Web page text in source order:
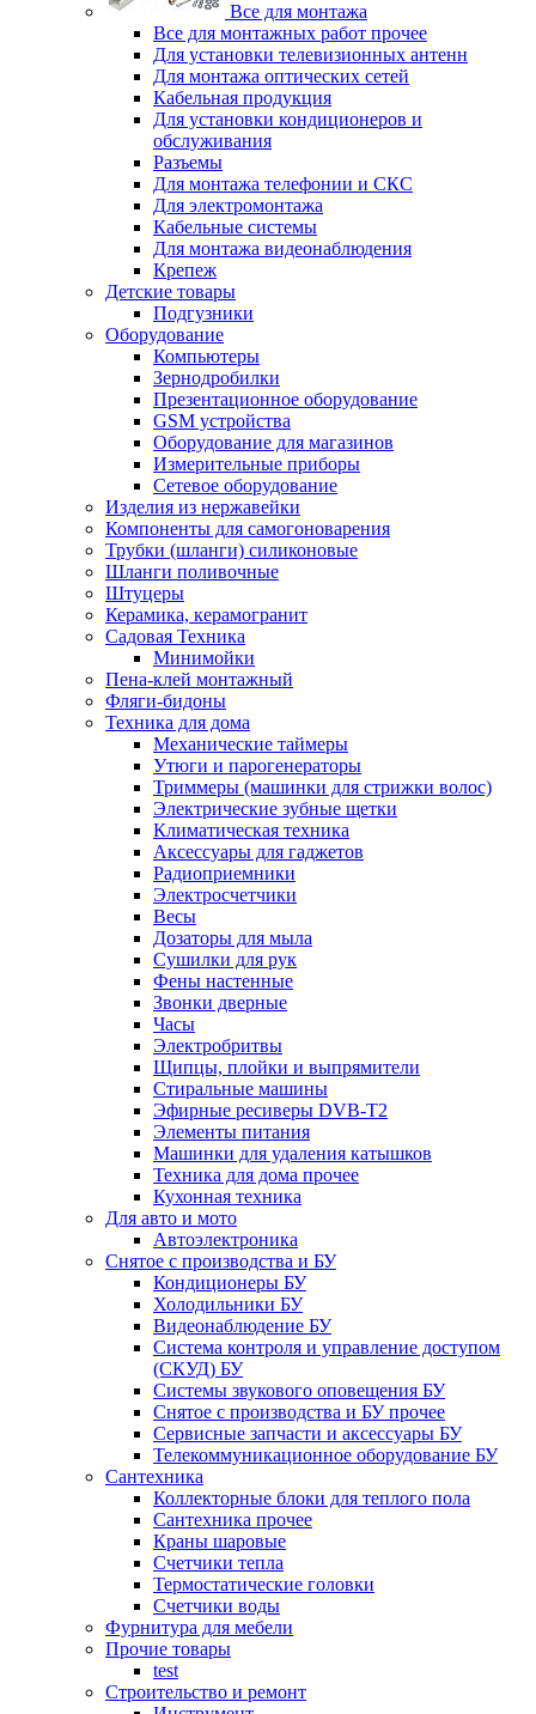
Все для монтажа
Все для монтажных работ прочее
Для установки телевизионных антенн
Для монтажа оптических сетей
Кабельная продукция
Для установки кондиционеров и
обслуживания
Разъемы
Для монтажа телефонии и СКС
Для электромонтажа
Кабельные системы
Для монтажа видеонаблюдения
Крепеж
Детские товары
Подгузники
Оборудование
Компьютеры
Зернодробилки
Презентационное оборудование
GSM устройства
Оборудование для магазинов
Измерительные приборы
Сетевое оборудование
Изделия из нержавейки
Компоненты для самогоноварения
Трубки (шланги) силиконовые
Шланги поливочные
Штуцеры
Керамика, керамогранит
Садовая Техника
Минимойки
Пена-клей монтажный
Фляги-бидоны
Техника для дома
Механические таймеры
Утюги и парогенераторы
Триммеры (машинки для стрижки волос)
Электрические зубные щетки
Климатическая техника
Аксессуары для гаджетов
Радиоприемники
Электросчетчики
Весы
Дозаторы для мыла
Сушилки для рук
Фены настенные
Звонки дверные
Часы
Электробритвы
Щипцы, плойки и выпрямители
Стиральные машины
Эфирные ресиверы DVB-T2
Элементы питания
Машинки для удаления катышков
Техника для дома прочее
Кухонная техника
Для авто и мото
Автоэлектроника
Снятое с производства и БУ
Кондиционеры БУ
Холодильники БУ
Видеонаблюдение БУ
Система контроля и управление доступом
(СКУД) БУ
Системы звукового оповещения БУ
Снятое с производства и БУ прочее
Сервисные запчасти и аксессуары БУ
Телекоммуникационное оборудование БУ
Сантехника
Коллекторные блоки для теплого пола
Сантехника прочее
Краны шаровые
Счетчики тепла
Термоcтатические головки
Счетчики воды
Фурнитура для мебели
Прочие товары
test
Строительство и ремонт